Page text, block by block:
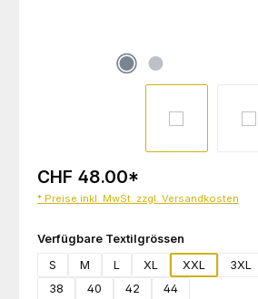
CHF 48.00*
* Preise inkl. MwSt. zzgl. Versandkosten
Verfügbare Textilgrössen
S
M L XL XXL 3XL
38
40 42 44